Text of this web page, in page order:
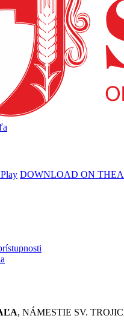
DOWNLOAD ON THE
, NÁMESTIE SV.